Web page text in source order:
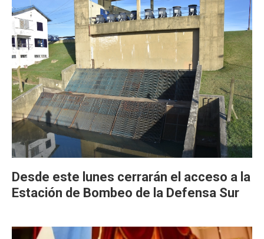
Desde este lunes cerrarán el acceso a la
Estación de Bombeo de la Defensa Sur